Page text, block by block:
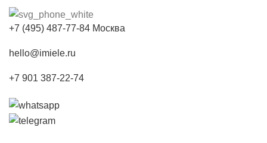
+7 (495) 487-77-84 Москва
hello@imiele.ru
+7 901 387-22-74